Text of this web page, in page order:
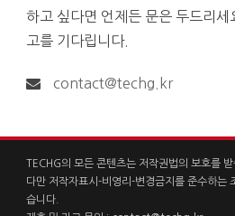
하고 싶다면 언제든 문은 두드리세
고를 기다립니다.
contact@techg.kr
TECHG의 모든 콘텐츠는 저작권법의 보호를 받
다만 저작자표시-비영리-변경금지를 준수하는
습니다.